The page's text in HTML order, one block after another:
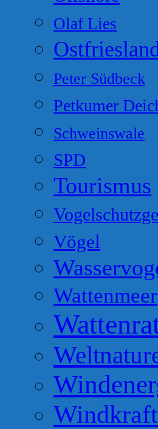
Olaf Lies
Peter Südbeck
Petkumer
Schweinswale
SPD
Tourismus
Vögel
Wattenmeer
Windkraft